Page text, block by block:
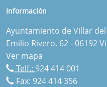
Información
Ayuntamiento de Villar del
Emilio Rivero, 62 - 06192
Ver mapa
Telf.: 924 414 001
Fax: 924 414 356